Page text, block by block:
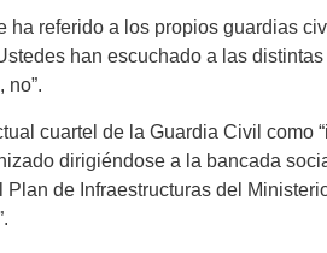
ha referido a los propios guardias
han escuchado a las
no”.
cuartel de la Guardia Civil como
dirigiéndose a la bancada
de Infraestructuras del